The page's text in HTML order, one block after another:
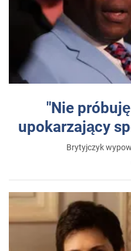
"Nie
upokarzający
Brytyjczyk